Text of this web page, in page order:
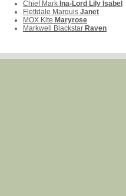
Chief Mark Ina-Lord Lily Isabel
Flettdale Marquis Janet
MOX Kite Maryrose
Markwell Blackstar Raven